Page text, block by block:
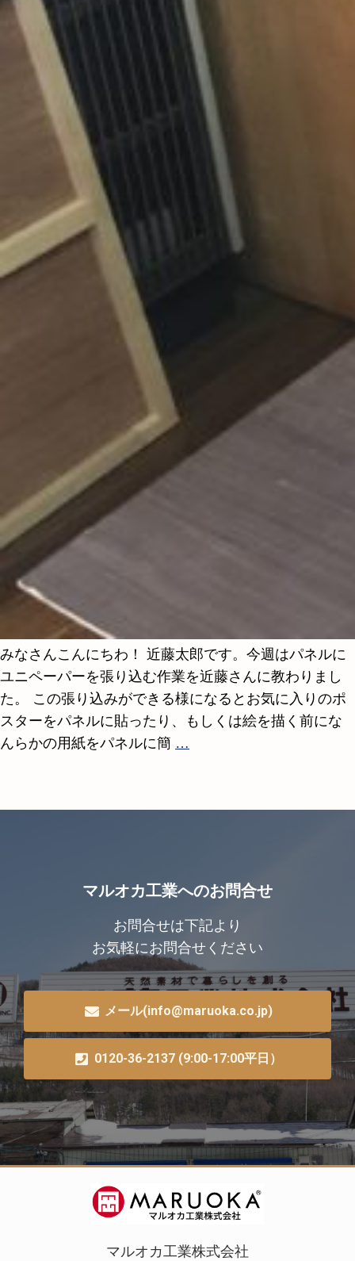
みなさんこんにちわ！ 近藤太郎です。今週はパネルに
ユニペーパーを張り込む作業を近藤さんに教わりまし
た。 この張り込みができる様になるとお気に入りのポ
スターをパネルに貼ったり、もしくは絵を描く前にな
んらかの用紙をパネルに簡 …
マルオカ工業へのお問合せ
お問合せは下記より
お気軽にお問合せください
メール(info@maruoka.co.jp)
0120-36-2137 (9:00-17:00平日）
マルオカ工業株式会社